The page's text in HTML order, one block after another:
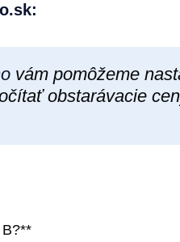
vám pomôžeme
obstarávacie